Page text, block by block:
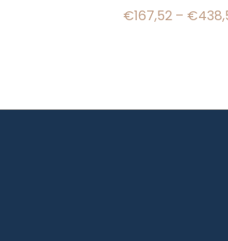
€167,52 – €